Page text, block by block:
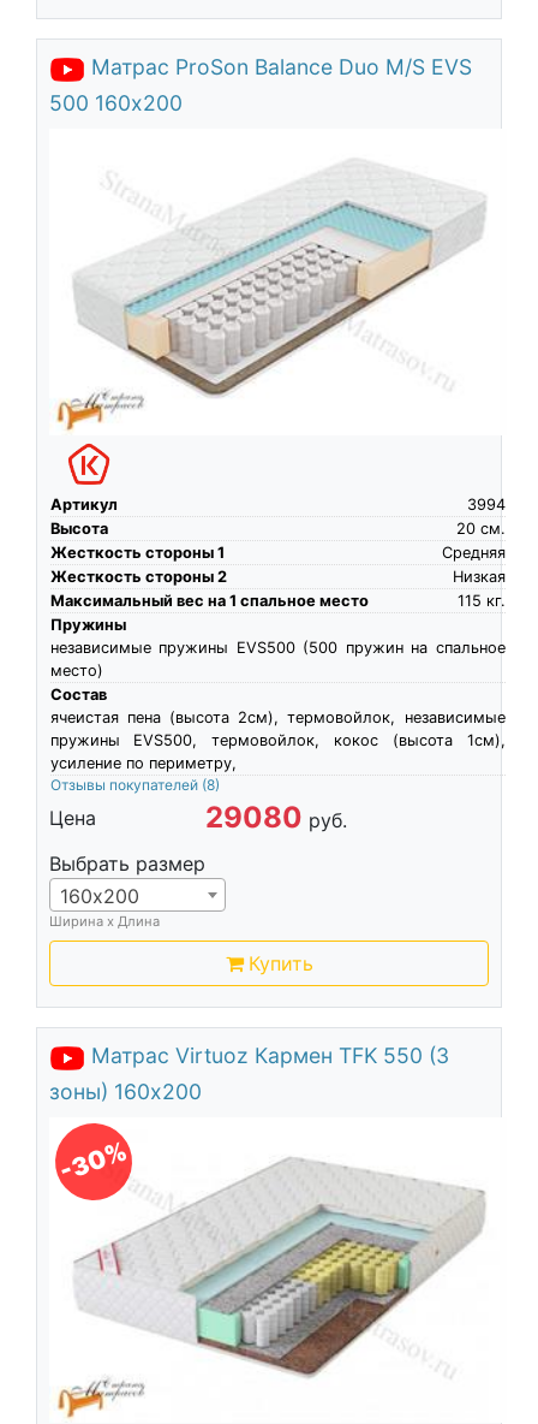
Матрас ProSon Balance Duo M/S EVS
500 160х200
Артикул
3994
Высота
см.
20
Жесткость стороны 1
Средняя
Жесткость стороны 2
Низкая
Максимальный вес на 1 спальное место
кг.
115
Пружины
независимые пружины EVS500 (500 пружин на спальное
место)
Состав
ячеистая пена (высота 2см), термовойлок, независимые
пружины EVS500, термовойлок, кокос (высота 1см),
усиление по периметру,
Отзывы покупателей (8)
Цена 29080 руб.
Выбрать размер
160х200
Ширина х Длина
Купить
Матрас Virtuoz Кармен TFK 550 (3
зоны) 160х200
-30%